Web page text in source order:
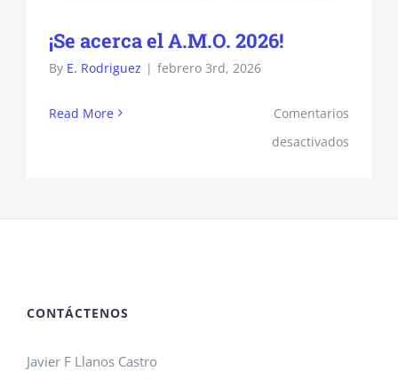
¡Se acerca el A.M.O. 2026!
By E. Rodriguez | febrero 3rd, 2026
Read More
Comentarios
desactivados
CONTÁCTENOS
Javier F Llanos Castro